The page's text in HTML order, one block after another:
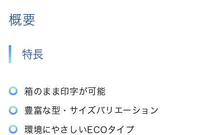
概要
特長
箱のまま印字が可能
豊富な型・サイズバリエーション
環境にやさしいECOタイプ